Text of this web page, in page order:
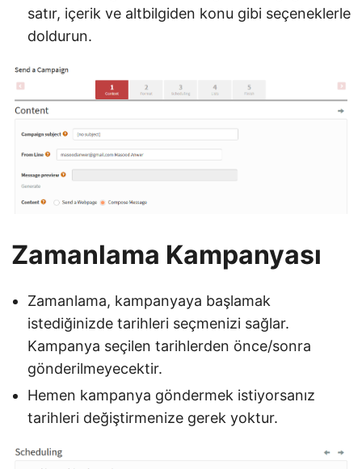
satır, içerik ve altbilgiden konu gibi seçeneklerle
doldurun.
Zamanlama Kampanyası
Zamanlama, kampanyaya başlamak
istediğinizde tarihleri ​​seçmenizi sağlar.
Kampanya seçilen tarihlerden önce/sonra
gönderilmeyecektir.
Hemen kampanya göndermek istiyorsanız
tarihleri ​​değiştirmenize gerek yoktur.